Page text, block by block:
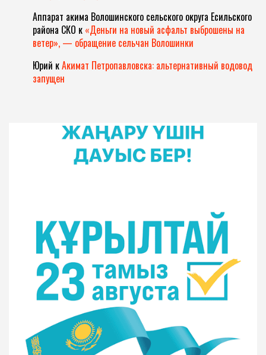
Аппарат акима Волошинского сельского округа Есильского
района СКО к «Деньги на новый асфальт выброшены на
ветер», — обращение сельчан Волошинки
Юрий кАкимат Петропавловска: альтернативный водовод
запущен